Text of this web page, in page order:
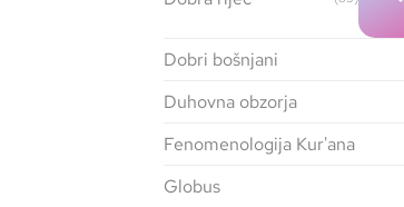
Dobri bošnjani
Duhovna obzorja
Fenomenologija Kur'ana
Globus